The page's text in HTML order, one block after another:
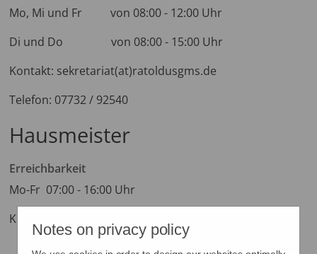
Notes on privacy policy
Mo, Mi und Fr von 08:00 - 12:00 Uhr
Di und Do von 08:00 - 15:00 Uhr
Kontakt: sekretariat(at)ratoldusgms.de
Telefon: 07732 / 92540
Hausmeister
Erreichbarkeit
Mo-Fr 07:00 - 16:00 Uhr
Kontakt: sekretariat(at)ratoldusgms.de